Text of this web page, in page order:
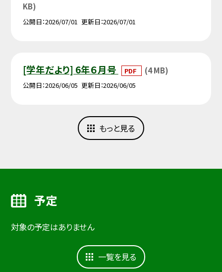
KB)
公開日 2026/07/01 更新日 2026/07/01
[学年だより] 6年６月号 PDF (4 MB)
公開日 2026/06/05 更新日 2026/06/05
もっと見る
予定
対象の予定はありません
一覧を見る